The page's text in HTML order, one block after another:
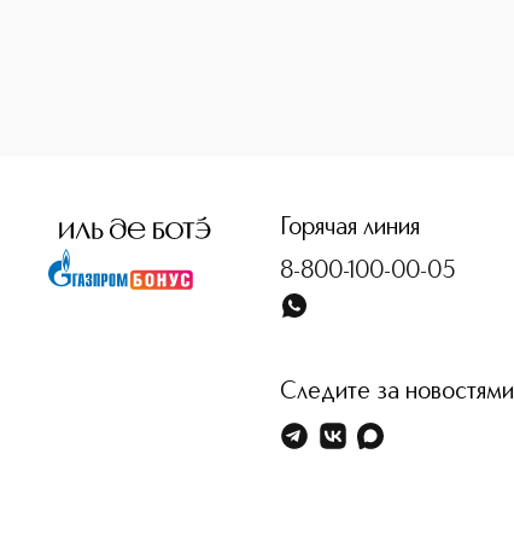
Горячая линия
8-800-100-00-05
Следите за новостями